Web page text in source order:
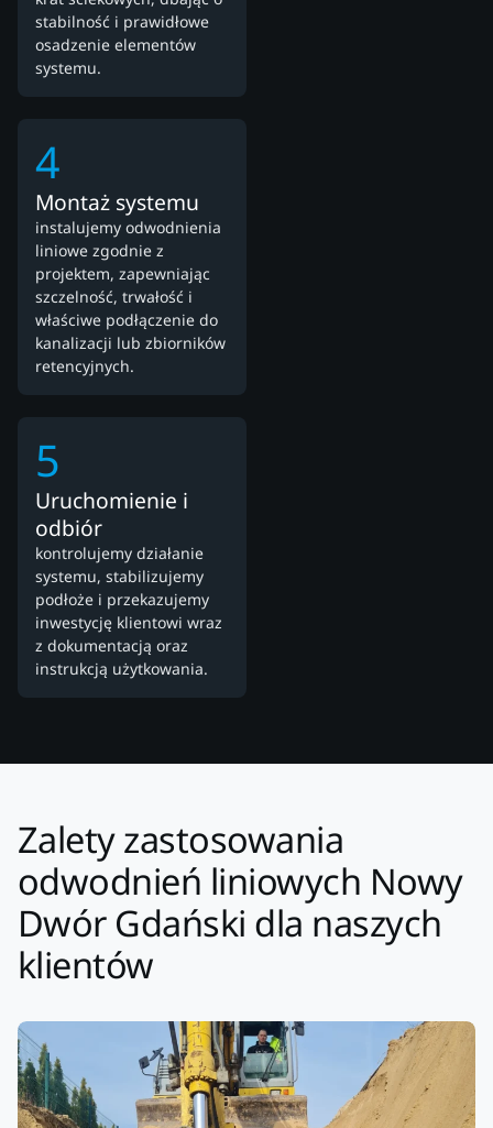
stabilność i prawidłowe
osadzenie elementów
systemu.
4
Montaż systemu
instalujemy odwodnienia
liniowe zgodnie z
projektem, zapewniając
szczelność, trwałość i
właściwe podłączenie do
kanalizacji lub zbiorników
retencyjnych.
5
Uruchomienie i
odbiór
kontrolujemy działanie
systemu, stabilizujemy
podłoże i przekazujemy
inwestycję klientowi wraz
z dokumentacją oraz
instrukcją użytkowania.
Zalety zastosowania
odwodnień liniowych Nowy
Dwór Gdański dla naszych
klientów